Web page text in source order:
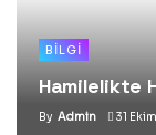
BILGI
Hamilelikte
By Admin 31